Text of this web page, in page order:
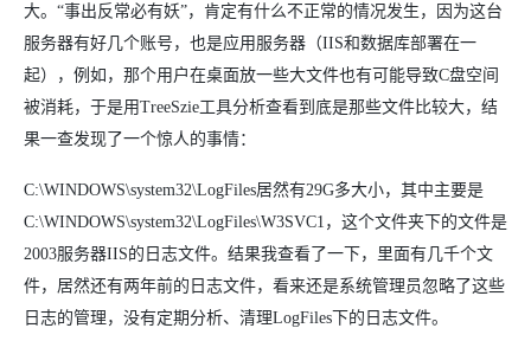
大。“事出反常必有妖”，肯定有什么不正常的情况发生，因为这台
服务器有好几个账号， 也是应用服务器（IIS和数据库部署在一
起），例如，那个用户在桌面放一些大文件也有可能导致C盘空间
被消耗，于是用TreeSzie工具分析查看到底是那些文件比较大，结
果一查发现了一个惊人的事情：
C:\WINDOWS\system32\LogFiles居然有29G多大小，其中主要是
C:\WINDOWS\system32\LogFiles\W3SVC1，这个文件夹下的文件是
2003服务器IIS的日志文件。结果我查看了一下，里面有几千个文
件，居然还有两年前的日志文件，看来还是系统管理员忽略了这些
日志的管理，没有定期分析、清理LogFiles下的日志文件。